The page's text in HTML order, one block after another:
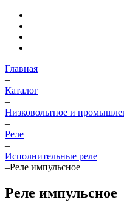
Главная
–
Каталог
–
Низковольтное и
–
Реле
–
Исполнительные реле
–Реле импульсное
Реле импульсное